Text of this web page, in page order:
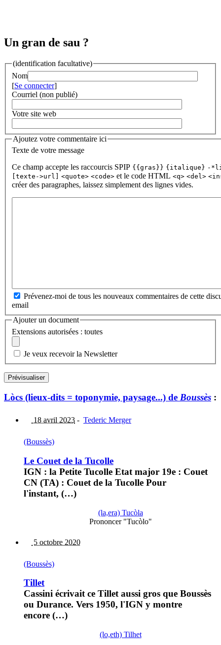
Un gran de sau ?
(identification facultative)
Nom
[Se connecter]
Courriel (non publié)
Votre site web
Ajoutez votre commentaire ici
Texte de votre message
Ce champ accepte les raccourcis SPIP {{gras}} {italique} -
[texte->url]
<quote> <code> et le code HTML <q> <del>
créer des paragraphes, laissez simplement des lignes vides.
Prévenez-moi de tous les nouveaux commentaires de cette
email
Ajouter un document
Extensions autorisées : toutes
Je veux recevoir la Newsletter
Lòcs (lieux-dits = toponymie, paysage...) de Boussès :
18 avril 2023 - Tederic Merger
(Boussès)
Le Couet de la Tucolle
IGN : la Petite Tucolle Etat major 19e : Couet
CN (TA) : Couet de la Tucolle Pour
l'instant, (…)
(la,era) Tucòla
Prononcer "Tucòlo"
5 octobre 2020
(Boussès)
Tillet
Cassini écrivait ce Tillet aussi gros que Boussès
ou Durance. Vers 1950, l'IGN y montre
encore (…)
(lo,eth) Tilhet